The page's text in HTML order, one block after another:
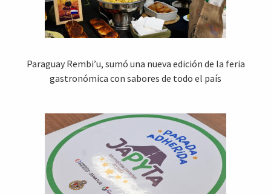
Paraguay Rembi’u, sumó una nueva edición de la feria
gastronómica con sabores de todo el país